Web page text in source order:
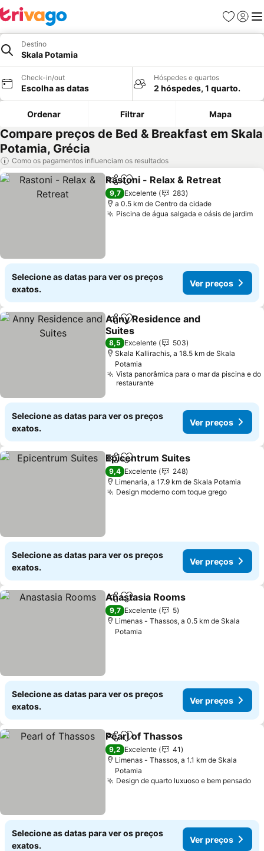
Favoritos
Iniciar
Destino
Skala Potamia
Check-in/out
Escolha as datas
Hóspedes e quartos
2 hóspedes, 1 quarto.
Ordenar Filtrar Mapa
Compare preços de Bed & Breakfast em Skala
Potamia, Grécia
Como os pagamentos influenciam os resultados
PartilharAdicionar aos favoritos
Rastoni - Relax & Retreat
9,7 Excelente
283
a 0.5 km de Centro da cidade
Piscina de água salgada e oásis de jardim
Selecione as datas para ver os preços
exatos.
Ver preços
PartilharAdicionar aos favoritos
Anny Residence and
Suites
8,5 Excelente
503
Skala Kallirachis, a 18.5 km de Skala
Potamia
Vista panorâmica para o mar da piscina e do
restaurante
Selecione as datas para ver os preços
exatos.
Ver preços
PartilharAdicionar aos favoritos
Epicentrum Suites
9,4 Excelente
248
Limenaria, a 17.9 km de Skala Potamia
Design moderno com toque grego
Selecione as datas para ver os preços
exatos.
Ver preços
PartilharAdicionar aos favoritos
Anastasia Rooms
9,7 Excelente
5
Limenas - Thassos, a 0.5 km de Skala
Potamia
Selecione as datas para ver os preços
exatos.
Ver preços
PartilharAdicionar aos favoritos
Pearl of Thassos
9,2 Excelente
41
Limenas - Thassos, a 1.1 km de Skala
Potamia
Design de quarto luxuoso e bem pensado
Selecione as datas para ver os preços
exatos.
Ver preços